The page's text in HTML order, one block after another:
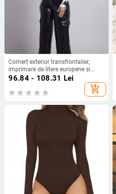
Comerț exterior transfrontalier,
imprimare de litere europene și
americane, imprimare triunghiulară
96.84 - 108.31 Lei
add_shopping_cart